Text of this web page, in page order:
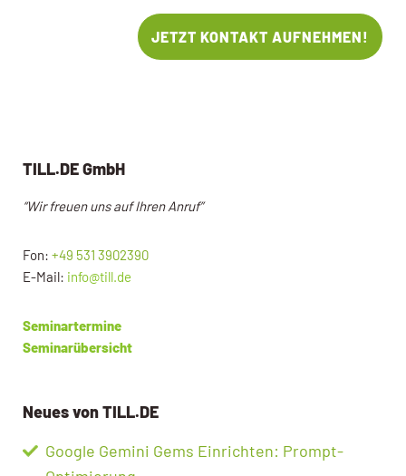
JETZT KONTAKT AUFNEHMEN!
TILL.DE GmbH
“Wir freuen uns auf Ihren Anruf”
Fon: +49 531 3902390
E-Mail: info@till.de
Seminartermine
Seminarübersicht
Neues von TILL.DE
Google Gemini Gems Einrichten: Prompt-